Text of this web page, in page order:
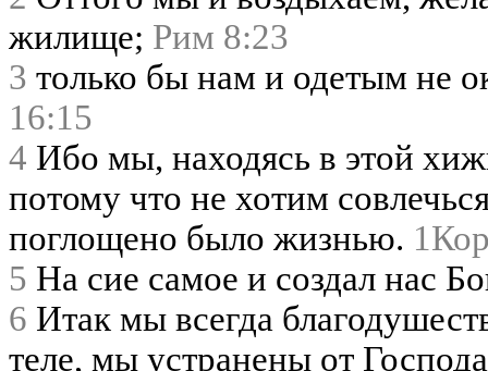
жилище; Рим 8:23
3 только бы нам и одетым не
16:15
4 Ибо мы, находясь в этой
потому что не хотим
поглощено было жизнью.
5 На сие самое и создал нас
6 Итак мы всегда
теле, мы устранены от